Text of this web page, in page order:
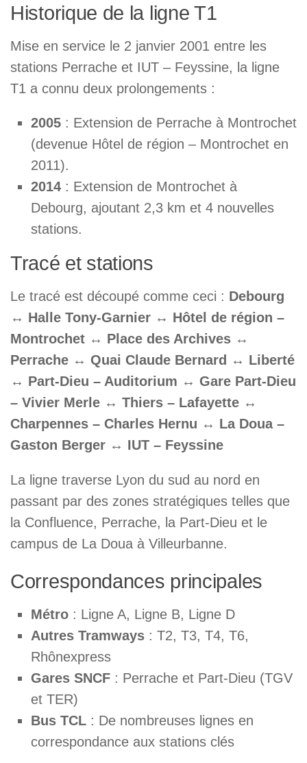
Historique de la ligne T1
Mise en service le 2 janvier 2001 entre les
stations Perrache et IUT – Feyssine, la ligne
T1 a connu deux prolongements :
2005 : Extension de Perrache à Montrochet
(devenue Hôtel de région – Montrochet en
2011).
2014 : Extension de Montrochet à
Debourg, ajoutant 2,3 km et 4 nouvelles
stations.
Tracé et stations
Le tracé est découpé comme ceci : Debourg
↔ Halle Tony-Garnier ↔ Hôtel de région –
Montrochet ↔ Place des Archives ↔
Perrache ↔ Quai Claude Bernard ↔ Liberté
↔ Part-Dieu – Auditorium ↔ Gare Part-Dieu
– Vivier Merle ↔ Thiers – Lafayette ↔
Charpennes – Charles Hernu ↔ La Doua –
Gaston Berger ↔ IUT – Feyssine
La ligne traverse Lyon du sud au nord en
passant par des zones stratégiques telles que
la Confluence, Perrache, la Part-Dieu et le
campus de La Doua à Villeurbanne.
Correspondances principales
Métro : Ligne A, Ligne B, Ligne D
Autres Tramways : T2, T3, T4, T6,
Rhônexpress
Gares SNCF : Perrache et Part-Dieu (TGV
et TER)
Bus TCL : De nombreuses lignes en
correspondance aux stations clés